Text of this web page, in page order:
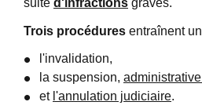
suite d'infractions graves.
Trois procédures entraînent un
l'invalidation,
la suspension, administrative
et l'annulation judiciaire.